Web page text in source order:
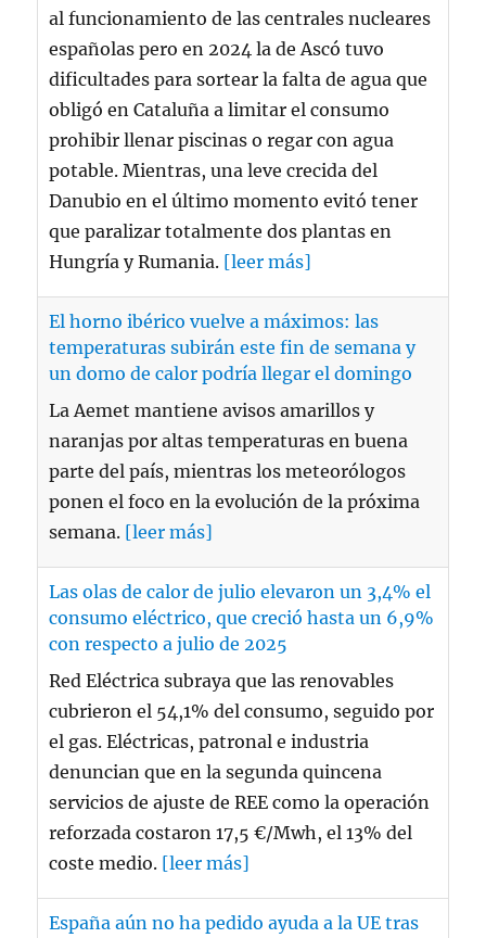
al funcionamiento de las centrales nucleares
españolas pero en 2024 la de Ascó tuvo
dificultades para sortear la falta de agua que
obligó en Cataluña a limitar el consumo
prohibir llenar piscinas o regar con agua
potable. Mientras, una leve crecida del
Danubio en el último momento evitó tener
que paralizar totalmente dos plantas en
Hungría y Rumania. [leer más]
El horno ibérico vuelve a máximos: las
temperaturas subirán este fin de semana y
un domo de calor podría llegar el domingo
La Aemet mantiene avisos amarillos y
naranjas por altas temperaturas en buena
parte del país, mientras los meteorólogos
ponen el foco en la evolución de la próxima
semana. [leer más]
Las olas de calor de julio elevaron un 3,4% el
consumo eléctrico, que creció hasta un 6,9%
con respecto a julio de 2025
Red Eléctrica subraya que las renovables
cubrieron el 54,1% del consumo, seguido por
el gas. Eléctricas, patronal e industria
denuncian que en la segunda quincena
servicios de ajuste de REE como la operación
reforzada costaron 17,5 €/Mwh, el 13% del
coste medio. [leer más]
España aún no ha pedido ayuda a la UE tras